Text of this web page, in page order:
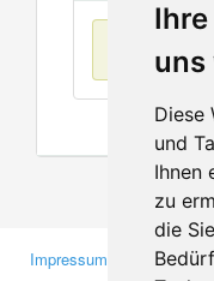
uns
Diese
und
Ihnen
zu
die
Keine
Impressum